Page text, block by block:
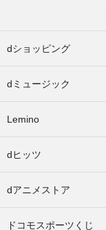
dショッピング
dミュージック
Lemino
dヒッツ
dアニメストア
ドコモスポーツくじ